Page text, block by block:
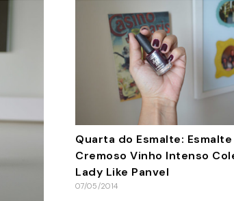
Quarta do Esmalte: Esmalte
Cremoso Vinho Intenso
Lady Like Panvel
07/05/2014